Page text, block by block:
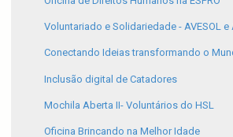
Voluntariado e Solidariedade - AVESOL e
Conectando Ideias transformando o
Inclusão digital de Catadores
Mochila Aberta II- Voluntários do HSL
Oficina Brincando na Melhor Idade